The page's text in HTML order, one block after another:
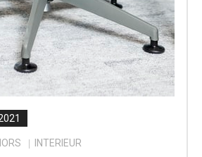
INTERIEUR